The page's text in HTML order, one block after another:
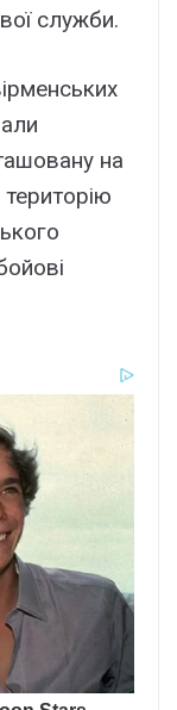
служби.
на